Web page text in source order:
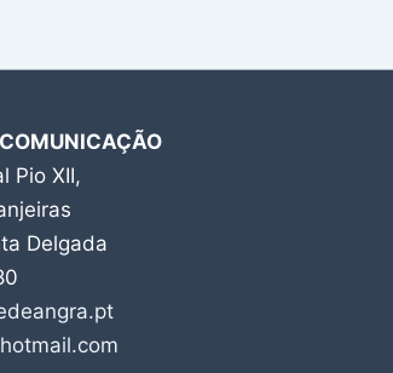
Pio XII,
Delgada